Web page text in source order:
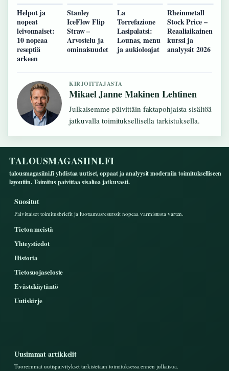
Helpot ja
nopeat
leivonnaiset:
10 nopeaa
reseptiä
arkeen
Stanley
IceFlow Flip
Straw –
Arvostelu ja
ominaisuudet
La
Torrefazione
Lasipalatsi:
Lounas, menu
ja aukioloajat
Rheinmetall
Stock Price –
Reaaliaikainen
kurssi ja
analyysit 2026
KIRJOITTAJASTA
Mikael Janne Makinen Lehtinen
Julkaisemme päivittäin faktapohjaista sisältöä
jatkuvalla toimituksellisella tarkistuksella.
TALOUSMAGASIINI.FI
talousmagasiini.fi yhdistaa uutiset, oppaat ja analyysit moderniin toimitukselliseen
layoutiin. Toimitus paivittaa sisaltoa jatkuvasti.
Suositut
Paivittaiset toimitusbriefit ja luottamusresurssit nopeaa varmistusta varten.
Tietoa meistä
Yhteystiedot
Historia
Tietosuojaseloste
Evästekäytäntö
Uutiskirje
Uusimmat artikkelit
Tuoreimmat uutispaivitykset tarkistetaan toimituksessa ennen julkaisua.